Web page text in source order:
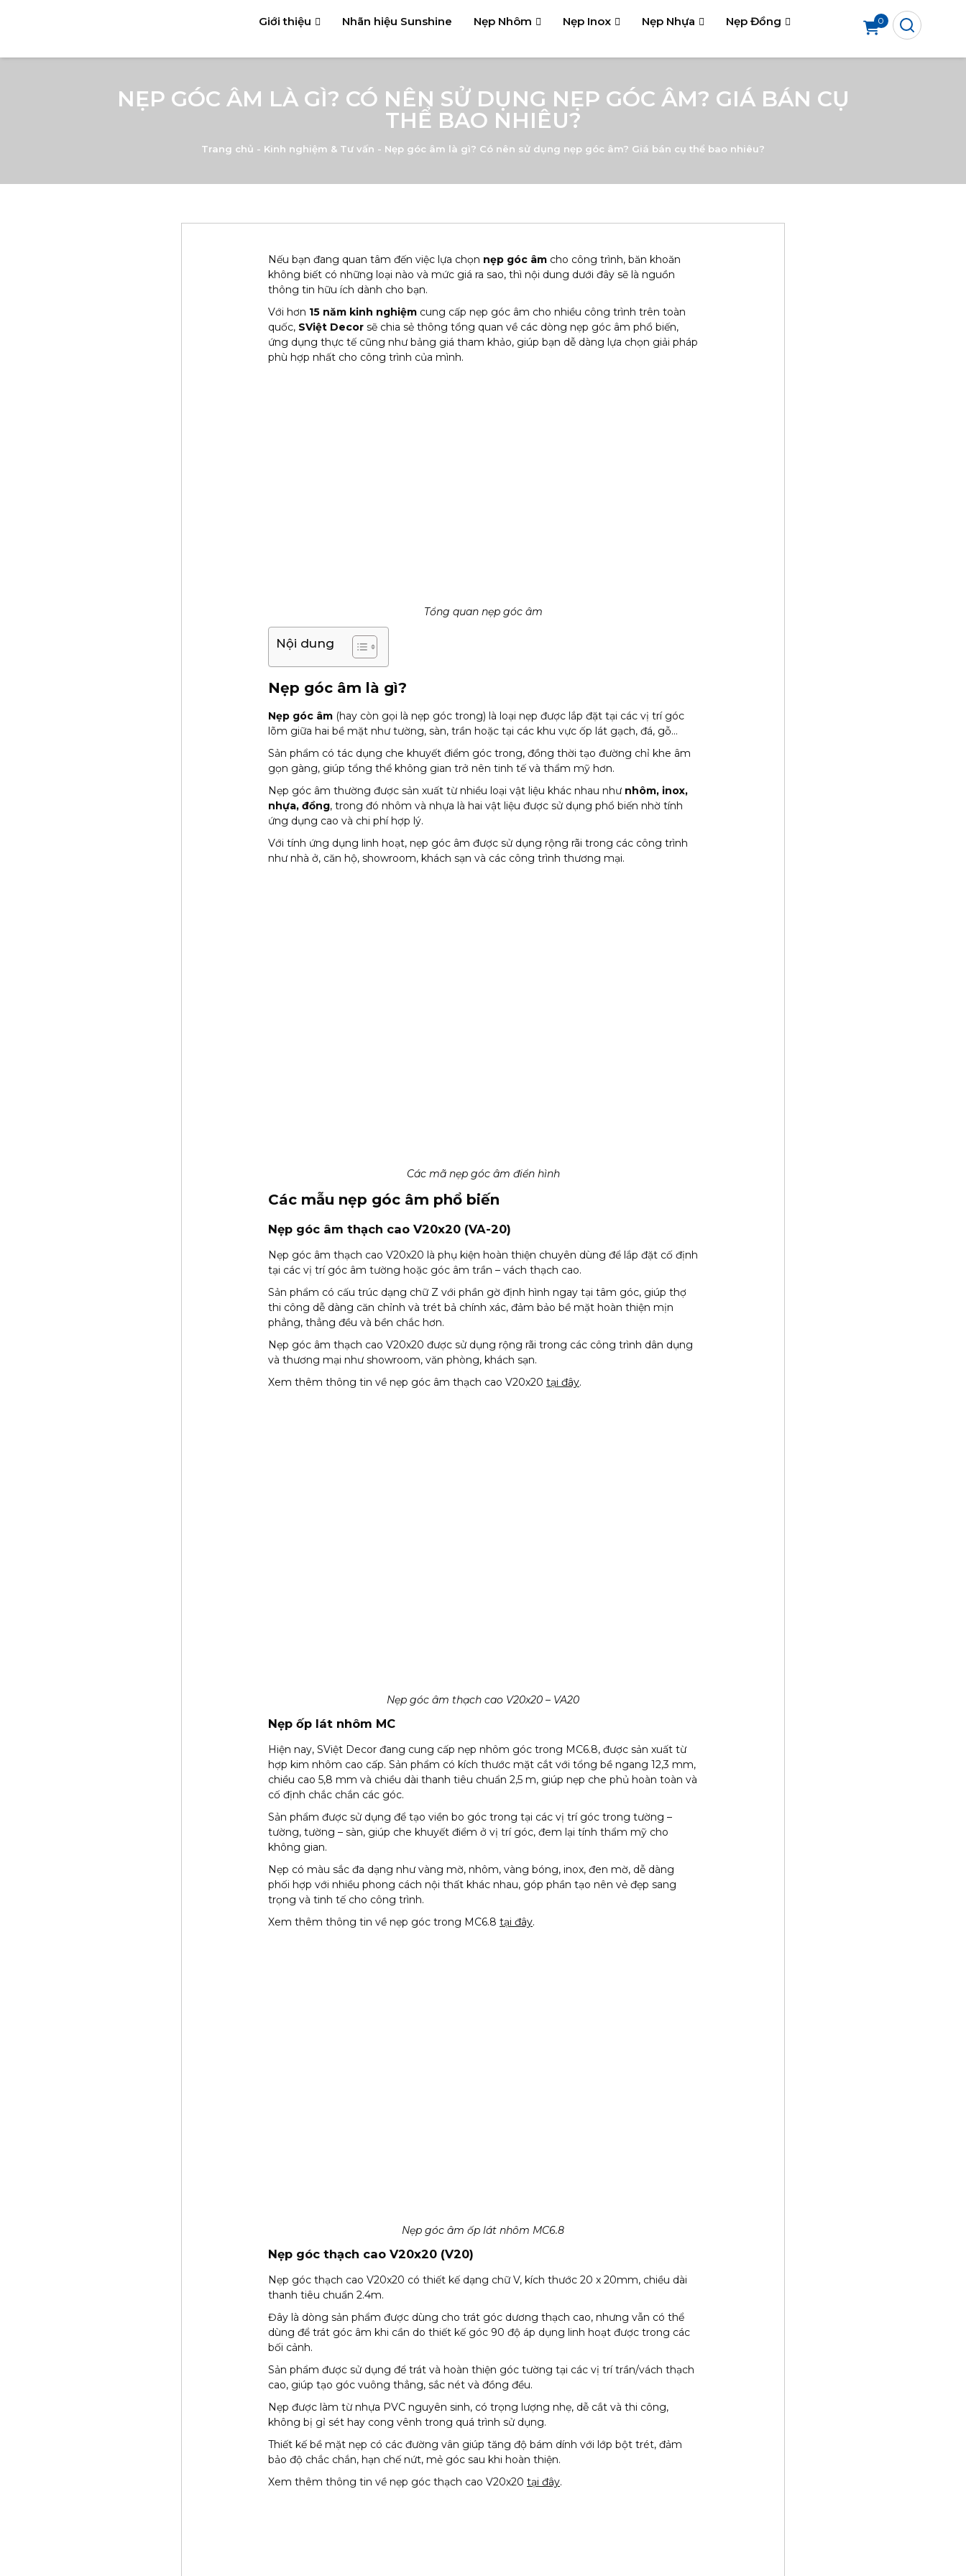
Giới thiệu Nhãn hiệu Sunshine Nẹp Nhôm Nẹp Inox Nẹp Nhựa Nẹp Đồng 0
NẸP GÓC ÂM LÀ GÌ? CÓ NÊN SỬ DỤNG NẸP GÓC ÂM? GIÁ BÁN CỤ
THỂ BAO NHIÊU?
Trang chủ - Kinh nghiệm & Tư vấn - Nẹp góc âm là gì? Có nên sử dụng nẹp góc âm? Giá bán cụ thể bao nhiêu?
Nếu bạn đang quan tâm đến việc lựa chọn nẹp góc âm cho công trình, băn khoăn
không biết có những loại nào và mức giá ra sao, thì nội dung dưới đây sẽ là nguồn
thông tin hữu ích dành cho bạn.
Với hơn 15 năm kinh nghiệm cung cấp nẹp góc âm cho nhiều công trình trên toàn
quốc, SViệt Decor sẽ chia sẻ thông tổng quan về các dòng nẹp góc âm phổ biến,
ứng dụng thực tế cũng như bảng giá tham khảo, giúp bạn dễ dàng lựa chọn giải pháp
phù hợp nhất cho công trình của mình.
Tổng quan nẹp góc âm
Nội dung
Nẹp góc âm là gì?
Nẹp góc âm (hay còn gọi là nẹp góc trong) là loại nẹp được lắp đặt tại các vị trí góc
lõm giữa hai bề mặt như tường, sàn, trần hoặc tại các khu vực ốp lát gạch, đá, gỗ…
Sản phẩm có tác dụng che khuyết điểm góc trong, đồng thời tạo đường chỉ khe âm
gọn gàng, giúp tổng thể không gian trở nên tinh tế và thẩm mỹ hơn.
Nẹp góc âm thường được sản xuất từ nhiều loại vật liệu khác nhau như nhôm, inox,
nhựa, đồng, trong đó nhôm và nhựa là hai vật liệu được sử dụng phổ biến nhờ tính
ứng dụng cao và chi phí hợp lý.
Với tính ứng dụng linh hoạt, nẹp góc âm được sử dụng rộng rãi trong các công trình
như nhà ở, căn hộ, showroom, khách sạn và các công trình thương mại.
Các mã nẹp góc âm điển hình
Các mẫu nẹp góc âm phổ biến
Nẹp góc âm thạch cao V20x20 (VA-20)
Nẹp góc âm thạch cao V20x20 là phụ kiện hoàn thiện chuyên dùng để lắp đặt cố định
tại các vị trí góc âm tường hoặc góc âm trần – vách thạch cao.
Sản phẩm có cấu trúc dạng chữ Z với phần gờ định hình ngay tại tâm góc, giúp thợ
thi công dễ dàng căn chỉnh và trét bả chính xác, đảm bảo bề mặt hoàn thiện mịn
phẳng, thẳng đều và bền chắc hơn.
Nẹp góc âm thạch cao V20x20 được sử dụng rộng rãi trong các công trình dân dụng
và thương mại như showroom, văn phòng, khách sạn.
Xem thêm thông tin về nẹp góc âm thạch cao V20x20 tại đây.
Nẹp góc âm thạch cao V20x20 – VA20
Nẹp ốp lát nhôm MC
Hiện nay, SViệt Decor đang cung cấp nẹp nhôm góc trong MC6.8, được sản xuất từ
hợp kim nhôm cao cấp. Sản phẩm có kích thước mặt cắt với tổng bề ngang 12,3 mm,
chiều cao 5,8 mm và chiều dài thanh tiêu chuẩn 2,5 m, giúp nẹp che phủ hoàn toàn và
cố định chắc chắn các góc.
Sản phẩm được sử dụng để tạo viền bo góc trong tại các vị trí góc trong tường –
tường, tường – sàn, giúp che khuyết điểm ở vị trí góc, đem lại tính thẩm mỹ cho
không gian.
Nẹp có màu sắc đa dạng như vàng mờ, nhôm, vàng bóng, inox, đen mờ, dễ dàng
phối hợp với nhiều phong cách nội thất khác nhau, góp phần tạo nên vẻ đẹp sang
trọng và tinh tế cho công trình.
Xem thêm thông tin về nẹp góc trong MC6.8 tại đây.
Nẹp góc âm ốp lát nhôm MC6.8
Nẹp góc thạch cao V20x20 (V20)
Nẹp góc thạch cao V20x20 có thiết kế dạng chữ V, kích thước 20 x 20mm, chiều dài
thanh tiêu chuẩn 2.4m.
Đây là dòng sản phẩm được dùng cho trát góc dương thạch cao, nhưng vẫn có thể
dùng để trát góc âm khi cần do thiết kế góc 90 độ áp dụng linh hoạt được trong các
bối cảnh.
Sản phẩm được sử dụng để trát và hoàn thiện góc tường tại các vị trí trần/vách thạch
cao, giúp tạo góc vuông thẳng, sắc nét và đồng đều.
Nẹp được làm từ nhựa PVC nguyên sinh, có trọng lượng nhẹ, dễ cắt và thi công,
không bị gỉ sét hay cong vênh trong quá trình sử dụng.
Thiết kế bề mặt nẹp có các đường vân giúp tăng độ bám dính với lớp bột trét, đảm
bảo độ chắc chắn, hạn chế nứt, mẻ góc sau khi hoàn thiện.
Xem thêm thông tin về nẹp góc thạch cao V20x20 tại đây.